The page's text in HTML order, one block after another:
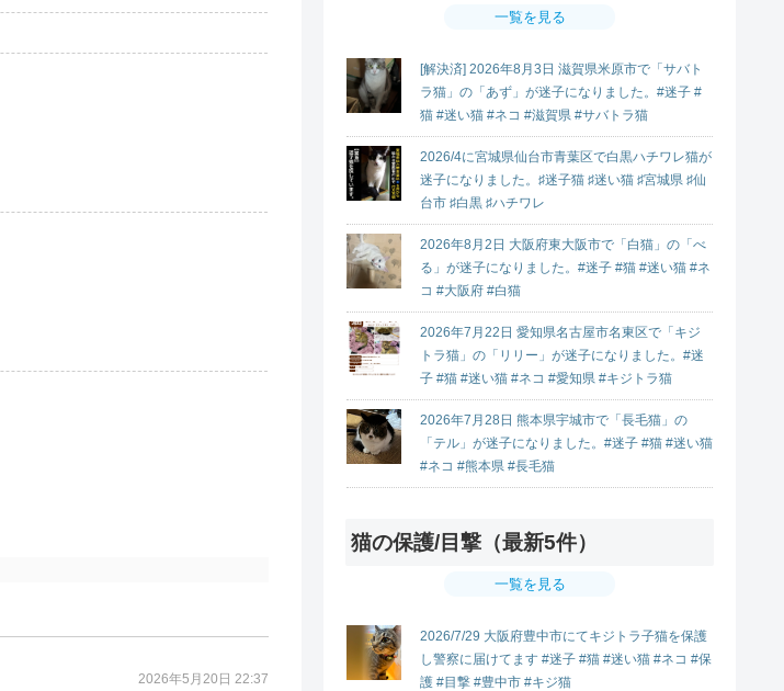
2026年5月20日 22:37
一覧を見る
[解決済] 2026年8月3日 滋賀県米原市で「サバト
ラ猫」の「あず」が迷子になりました。#迷子 #
猫 #迷い猫 #ネコ #滋賀県 #サバトラ猫
2026/4に宮城県仙台市青葉区で白黒ハチワレ猫が
迷子になりました。♯迷子猫 ♯迷い猫 ♯宮城県 ♯仙
台市 ♯白黒 ♯ハチワレ
2026年8月2日 大阪府東大阪市で「白猫」の「べ
る」が迷子になりました。#迷子 #猫 #迷い猫 #ネ
コ #大阪府 #白猫
2026年7月22日 愛知県名古屋市名東区で「キジ
トラ猫」の「リリー」が迷子になりました。#迷
子 #猫 #迷い猫 #ネコ #愛知県 #キジトラ猫
2026年7月28日 熊本県宇城市で「長毛猫」の
「テル」が迷子になりました。#迷子 #猫 #迷い猫
#ネコ #熊本県 #長毛猫
猫の保護/目撃（最新5件）
一覧を見る
2026/7/29 大阪府豊中市にてキジトラ子猫を保護
し警察に届けてます #迷子 #猫 #迷い猫 #ネコ #保
護 #目撃 #豊中市 #キジ猫